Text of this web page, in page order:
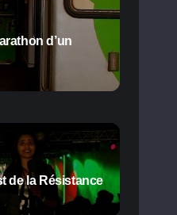
d’un
de la Résistance